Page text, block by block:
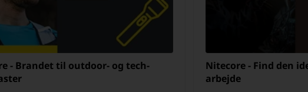
- Brandet til outdoor- og tech-
Nitecore - Find den
arbejde